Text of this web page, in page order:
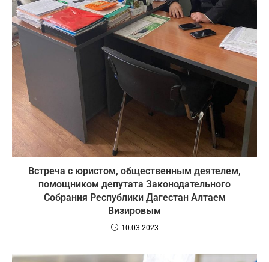
Встреча с юристом, общественным деятелем,
помощником депутата Законодательного
Собрания Республики Дагестан Алтаем
Визировым
10.03.2023